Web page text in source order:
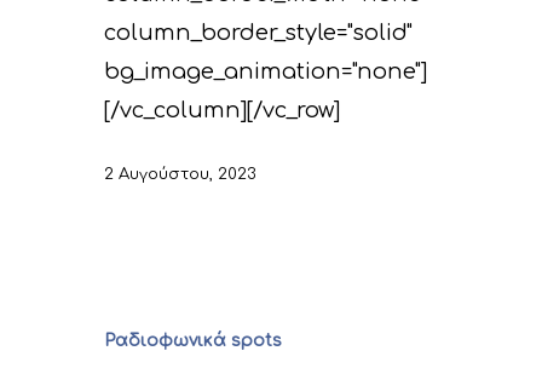
column_border_style="solid"
bg_image_animation="none"]
[/vc_column][/vc_row]
2 Αυγούστου, 2023
Ραδιοφωνικά spots